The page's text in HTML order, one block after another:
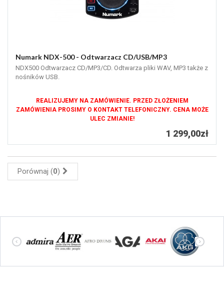
Numark NDX-500 - Odtwarzacz CD/USB/MP3
NDX500 Odtwarzacz CD/MP3/CD. Odtwarza pliki WAV, MP3 także z
nośników USB.
REALIZUJEMY NA ZAMÓWIENIE. PRZED ZŁOŻENIEM
ZAMÓWIENIA PROSIMY O KONTAKT TELEFONICZNY. CENA MOŻE
ULEC ZMIANIE!
1 299,00zł
Porównaj (0)